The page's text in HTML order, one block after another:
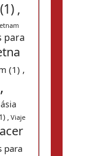
,
para
(1) ,
, Viaje
para